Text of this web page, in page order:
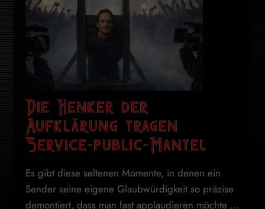
Die Henker der
Aufklärung tragen
Service-public-Mantel
Es gibt diese seltenen Momente, in denen ein
Sender seine eigene Glaubwürdigkeit so präzise
demontiert, dass man fast applaudieren möchte ...